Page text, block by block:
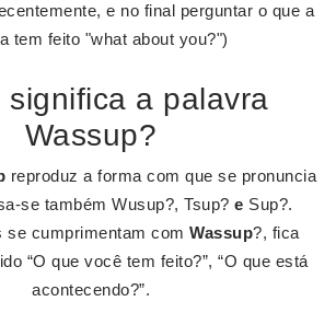
e no final perguntar o que a
tem feito "what about you?")
significa a palavra
Wassup?
reproduz a forma com que se pronuncia
se também Wusup?, Tsup?e Sup?.
se cumprimentam comWassup?, fica
“O que você tem feito?”, “O que está
acontecendo?”.